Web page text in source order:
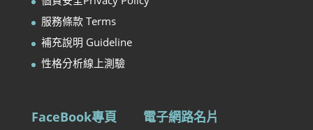
服務條款 Terms
補充說明 Guideline
性格分析線上測驗
FaceBook專頁 電子網路名片